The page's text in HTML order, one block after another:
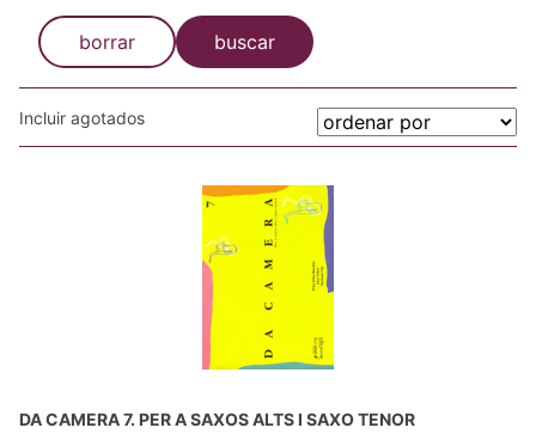
borrar buscar
Incluir agotados
DA CAMERA 7. PER A SAXOS ALTS I SAXO TENOR